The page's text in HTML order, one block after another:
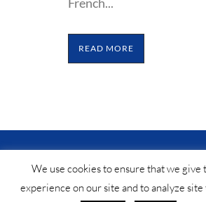
READ MORE
We use cookies to ensure that we give
experience on our site and to analyze